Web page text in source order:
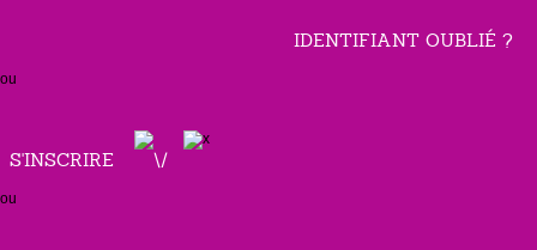
IDENTIFIANT OUBLIÉ ?
ou
S'INSCRIRE
ou